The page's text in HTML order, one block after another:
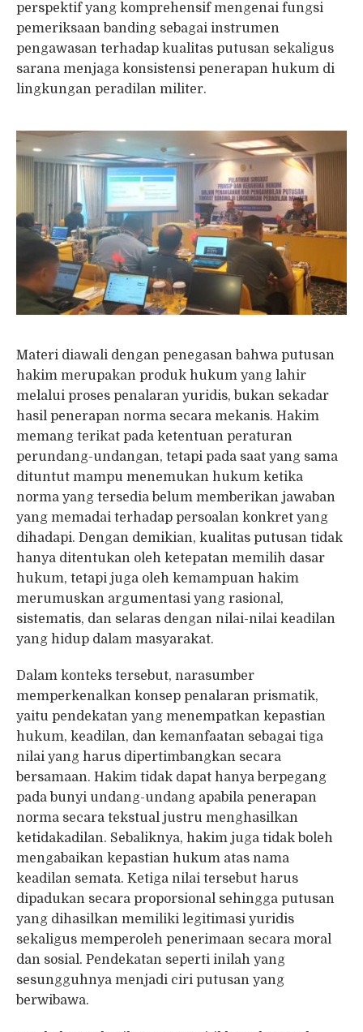
perspektif yang komprehensif mengenai fungsi
pemeriksaan banding sebagai instrumen
pengawasan terhadap kualitas putusan sekaligus
sarana menjaga konsistensi penerapan hukum di
lingkungan peradilan militer.
Materi diawali dengan penegasan bahwa putusan
hakim merupakan produk hukum yang lahir
melalui proses penalaran yuridis, bukan sekadar
hasil penerapan norma secara mekanis. Hakim
memang terikat pada ketentuan peraturan
perundang-undangan, tetapi pada saat yang sama
dituntut mampu menemukan hukum ketika
norma yang tersedia belum memberikan jawaban
yang memadai terhadap persoalan konkret yang
dihadapi. Dengan demikian, kualitas putusan tidak
hanya ditentukan oleh ketepatan memilih dasar
hukum, tetapi juga oleh kemampuan hakim
merumuskan argumentasi yang rasional,
sistematis, dan selaras dengan nilai-nilai keadilan
yang hidup dalam masyarakat.
Dalam konteks tersebut, narasumber
memperkenalkan konsep penalaran prismatik,
yaitu pendekatan yang menempatkan kepastian
hukum, keadilan, dan kemanfaatan sebagai tiga
nilai yang harus dipertimbangkan secara
bersamaan. Hakim tidak dapat hanya berpegang
pada bunyi undang-undang apabila penerapan
norma secara tekstual justru menghasilkan
ketidakadilan. Sebaliknya, hakim juga tidak boleh
mengabaikan kepastian hukum atas nama
keadilan semata. Ketiga nilai tersebut harus
dipadukan secara proporsional sehingga putusan
yang dihasilkan memiliki legitimasi yuridis
sekaligus memperoleh penerimaan secara moral
dan sosial. Pendekatan seperti inilah yang
sesungguhnya menjadi ciri putusan yang
berwibawa.